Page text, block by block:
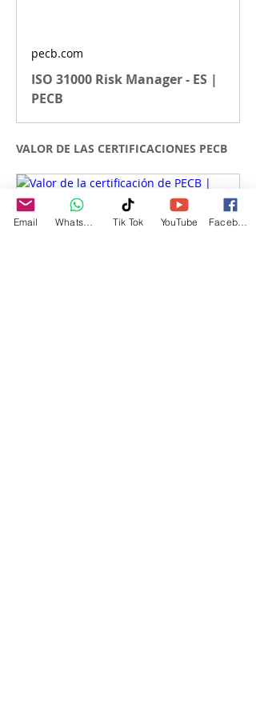
pecb.com
ISO 31000 Risk Manager - ES |
PECB
VALOR DE LAS CERTIFICACIONES PECB
Email Tik Tok YouTube